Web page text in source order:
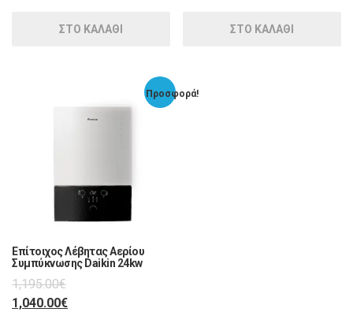
ΣΤΟ ΚΑΛΑΘΙ ΣΤΟ ΚΑΛΑΘΙ
Προσφορά!
Επίτοιχος Λέβητας Αερίου
Συμπύκνωσης Daikin 24kw
1,195.00€
1,040.00€